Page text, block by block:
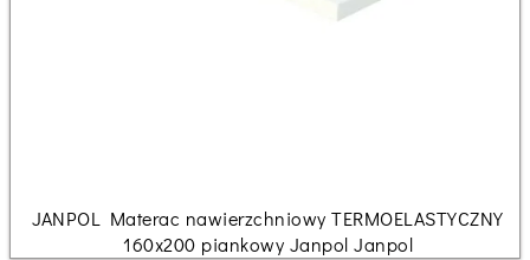
JANPOL Materac nawierzchniowy TERMOELASTYCZNY
160x200 piankowy Janpol Janpol